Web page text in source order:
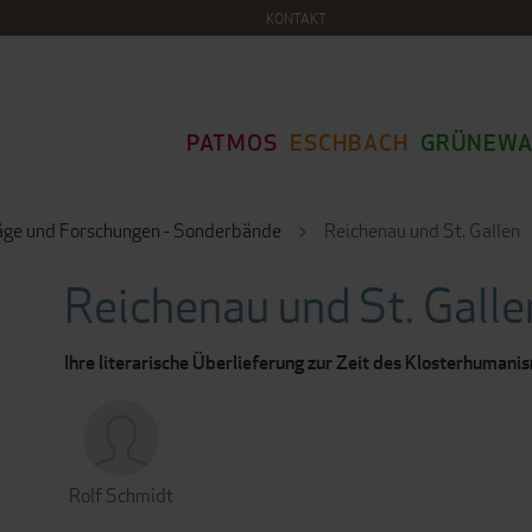
KONTAKT
PATMOS ESCHBACH
und Forschungen - Sonderbände Reichenau und St. Gallen
Reichenau und St.
Ihre literarische Überlieferung zur Zeit des
Rolf Schmidt